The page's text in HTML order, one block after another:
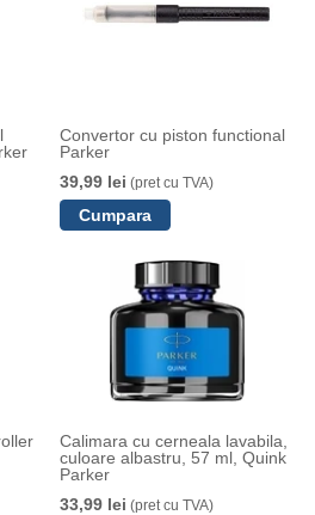
Convertor cu piston functional
Parker
39,99 lei (pret cu TVA)
Calimara cu cerneala lavabila,
culoare albastru, 57 ml, Quink
Parker
33,99 lei (pret cu TVA)